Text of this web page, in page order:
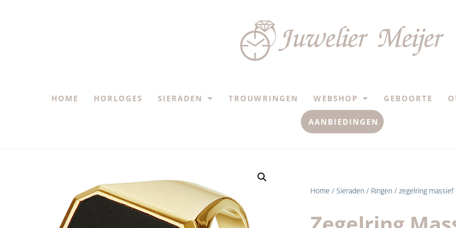
HOME HORLOGES SIERADEN TROUWRINGEN WEBSHOP GEBOORTE
AANBIEDINGEN
Home / Sieraden / Ringen / zegelring